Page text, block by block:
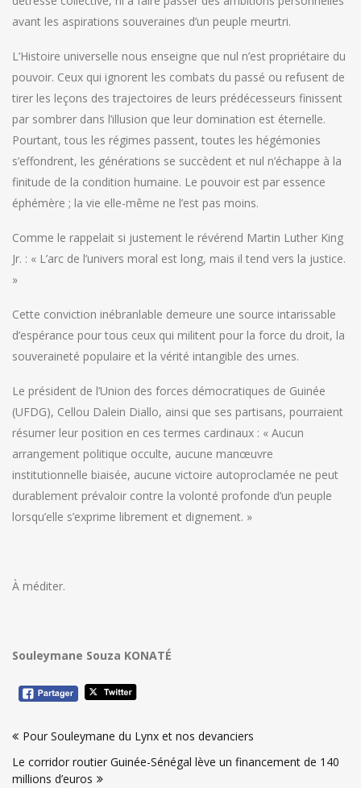
avant les aspirations souveraines d’un peuple meurtri.
L’Histoire universelle nous enseigne que nul n’est propriétaire du
pouvoir. Ceux qui ignorent les combats du passé ou refusent de
tirer les leçons des trajectoires de leurs prédécesseurs finissent
par sombrer dans l’illusion que leur domination est éternelle.
Pourtant, tous les régimes passent, toutes les hégémonies
s’effondrent, les générations se succèdent et nul n’échappe à la
finitude de la condition humaine. Le pouvoir est par essence
éphémère ; la vie elle-même ne l’est pas moins.
Comme le rappelait si justement le révérend Martin Luther King
Jr. : « L’arc de l’univers moral est long, mais il tend vers la justice.
»
Cette conviction inébranlable demeure une source intarissable
d’espérance pour tous ceux qui militent pour la force du droit, la
souveraineté populaire et la vérité intangible des urnes.
Le président de l’Union des forces démocratiques de Guinée
(UFDG), Cellou Dalein Diallo, ainsi que ses partisans, pourraient
résumer leur position en ces termes cardinaux : « Aucun
arrangement politique occulte, aucune manœuvre
institutionnelle biaisée, aucune victoire autoproclamée ne peut
durablement prévaloir contre la volonté profonde d’un peuple
lorsqu’elle s’exprime librement et dignement. »
À méditer.
Souleymane Souza KONATÉ
de
l’article
Pour Souleymane du Lynx et nos devanciers
Le corridor routier Guinée-Sénégal lève un financement de 140
millions d’euros